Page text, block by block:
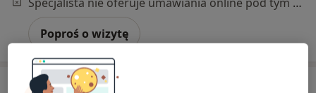
Poproś o wizytę